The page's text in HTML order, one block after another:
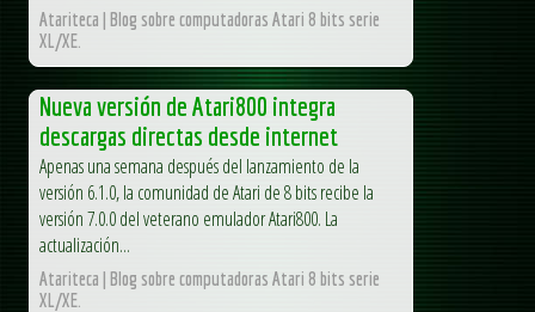
Atariteca | Blog sobre computadoras Atari 8 bits serie
XL/XE.
Nueva versión de Atari800 integra
descargas directas desde internet
Apenas una semana después del lanzamiento de la
versión 6.1.0, la comunidad de Atari de 8 bits recibe la
versión 7.0.0 del veterano emulador Atari800. La
actualización...
Atariteca | Blog sobre computadoras Atari 8 bits serie
XL/XE.